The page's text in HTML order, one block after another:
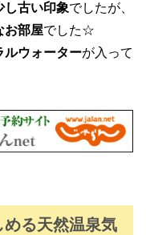
し古い印象でしたが、
お部屋でした☆
ルウォーターが入って
る天然温泉気